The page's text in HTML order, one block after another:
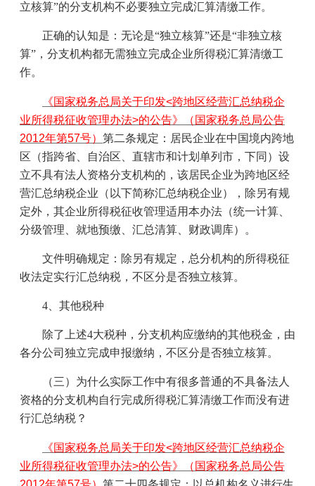
立核算”的分支机构不必要独立完成汇算清缴工作。
正确的认知是：无论是“独立核算”还是“非独立核
算”，分支机构都无需独立完成企业所得税汇算清缴工
作。
《国家税务总局关于印发<跨地区经营汇总纳税企
业所得税征收管理办法>的公告》（国家税务总局公告
2012年第57号） 第二条规定：居民企业在中国境内跨地
区（指跨省、自治区、直辖市和计划单列市，下同）设
立不具有法人资格分支机构的，该居民企业为跨地区经
营汇总纳税企业（以下简称汇总纳税企业），除另有规
定外，其企业所得税征收管理适用本办法（统一计算、
分级管理、就地预缴、汇总清算、财政调库）。
文件明确规定：除另有规定，总分机构的所得税征
收法定实行汇总纳税，不区分是否独立核算。
4 、其他税种
除了上述4大税种，分支机构应缴纳的其他税金，由
各分公司独立完成申报缴纳，不区分是否独立核算。
（三）为什么实际工作中有很多普通的不具备法人
资格的分支机构自行完成所得税汇算清缴工作而没有进
行汇总纳税？
《国家税务总局关于印发<跨地区经营汇总纳税企
业所得税征收管理办法>的公告》（国家税务总局公告